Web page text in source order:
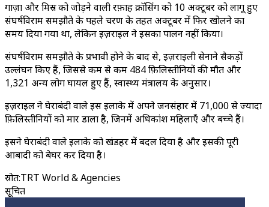
गाज़ा और मिस्र को जोड़ने वाली रफ़ाह क्रॉसिंग को 10 अक्टूबर को लागू हुए
संघर्षविराम समझौते के पहले चरण के तहत अक्टूबर में फिर खोलने का
समय दिया गया था, लेकिन इज़राइल ने इसका पालन नहीं किया।
संघर्षविराम समझौते के प्रभावी होने के बाद से, इज़राइली सेनाने सैकड़ों
उल्लंघन किए हैं, जिससे कम से कम 484 फ़िलिस्तीनियों की मौत और
1,321 अन्य लोग घायल हुए हैं, स्वास्थ्य मंत्रालय के अनुसार।
इज़राइल ने घेराबंदी वाले इस इलाके में अपने जनसंहार में 71,000 से ज्यादा
फ़िलिस्तीनियों को मार डाला है, जिनमें अधिकांश महिलाएँ और बच्चे हैं।
इसने घेराबंदी वाले इलाके को खंडहर में बदल दिया है और इसकी पूरी
आबादी को बेघर कर दिया है।
स्रोत:TRT World & Agencies
सूचित